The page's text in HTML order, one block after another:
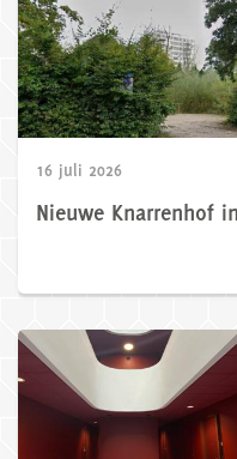
16 juli 2026
Nieuwe Knarrenhof